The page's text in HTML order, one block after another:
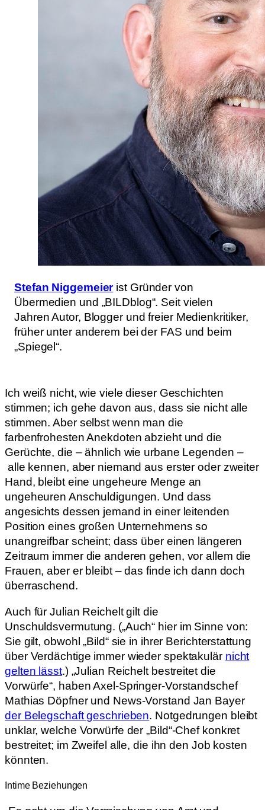
Stefan Niggemeierist Gründer von
Übermedien und „BILDblog“. Seit vielen
Jahren Autor, Blogger und freier Medienkritiker,
früher unter anderem bei der FAS und beim
„Spiegel“.
Ich weiß nicht, wie viele dieser Geschichten
stimmen; ich gehe davon aus, dass sie nicht alle
stimmen. Aber selbst wenn man die
farbenfrohesten Anekdoten abzieht und die
Gerüchte, die – ähnlich wie urbane Legenden –
alle kennen, aber niemand aus erster oder zweiter
Hand, bleibt eine ungeheure Menge an
ungeheuren Anschuldigungen. Und dass
angesichts dessen jemand in einer leitenden
Position eines großen Unternehmens so
unangreifbar scheint; dass über einen längeren
Zeitraum immer die anderen gehen, vor allem die
Frauen, aber er bleibt – das finde ich dann doch
überraschend.
Auch für Julian Reichelt gilt die
Unschuldsvermutung. („Auch“ hier im Sinne von:
Sie gilt, obwohl „Bild“ sie in ihrer Berichterstattung
über Verdächtige immer wieder spektakulär nicht
gelten lässt.) „Julian Reichelt bestreitet die
Vorwürfe“, haben Axel-Springer-Vorstandschef
Mathias Döpfner und News-Vorstand Jan Bayer
der Belegschaft geschrieben. Notgedrungen bleibt
unklar, welche Vorwürfe der „Bild“-Chef konkret
bestreitet; im Zweifel alle, die ihn den Job kosten
könnten.
Intime Beziehungen